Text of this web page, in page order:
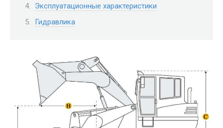
Эксплуатационные характеристики
Гидравлика